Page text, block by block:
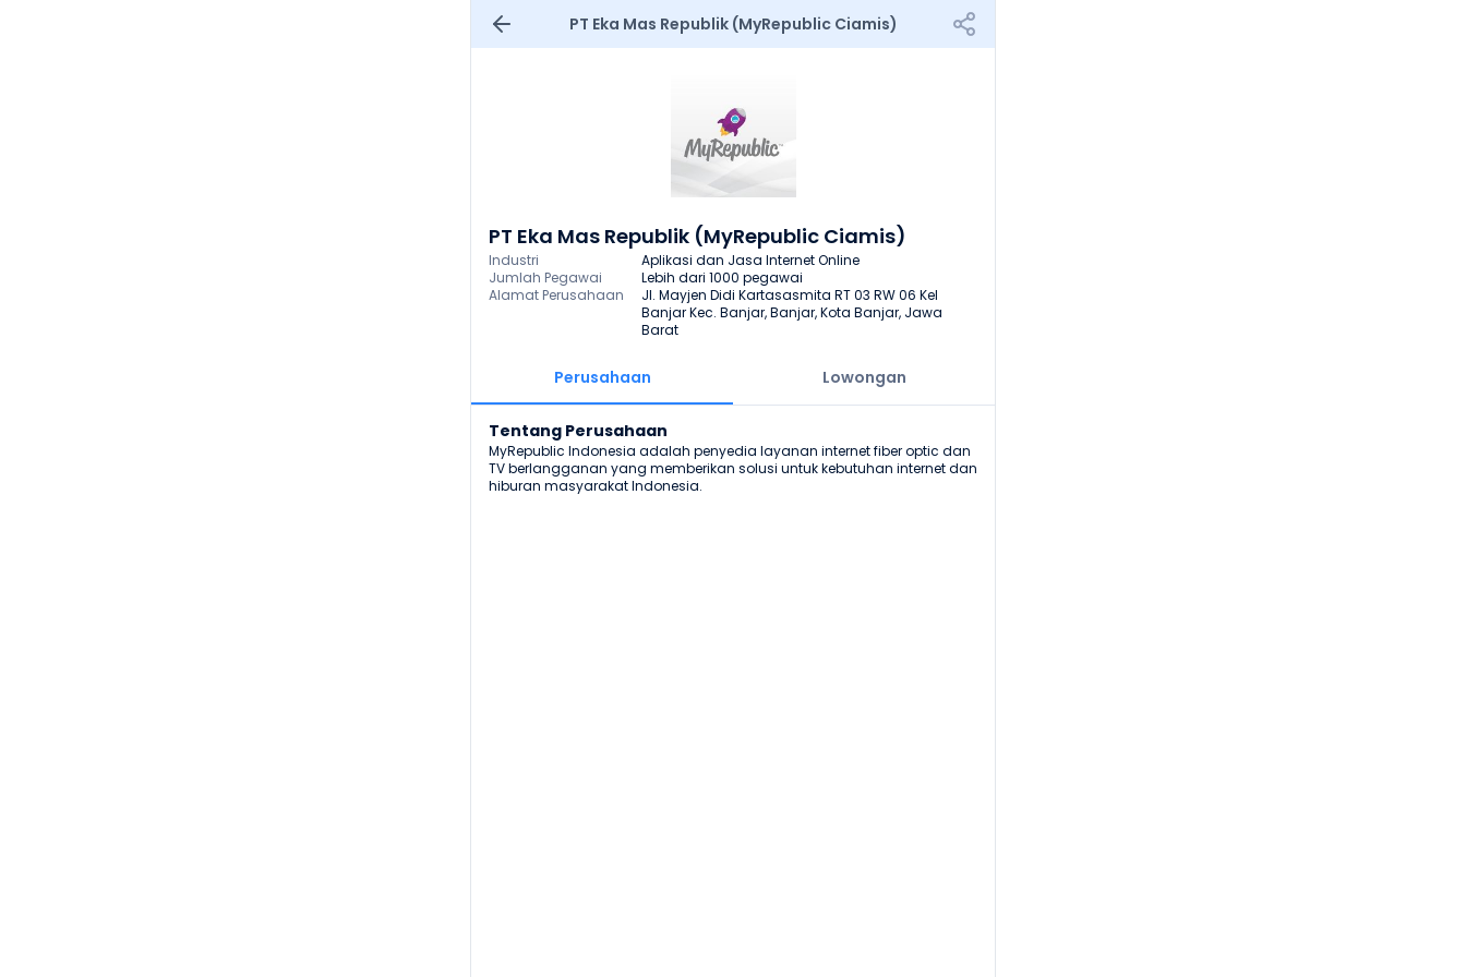
PT Eka Mas Republik (MyRepublic Ciamis)
PT Eka Mas Republik (MyRepublic Ciamis)
Industri
Aplikasi dan Jasa Internet Online
Jumlah Pegawai
Lebih dari 1000 pegawai
Alamat Perusahaan
Jl. Mayjen Didi Kartasasmita RT 03 RW 06 Kel
Banjar Kec. Banjar, Banjar, Kota Banjar, Jawa
Barat
Perusahaan Lowongan
Tentang Perusahaan
MyRepublic Indonesia adalah penyedia layanan internet fiber optic dan
TV berlangganan yang memberikan solusi untuk kebutuhan internet dan
hiburan masyarakat Indonesia.